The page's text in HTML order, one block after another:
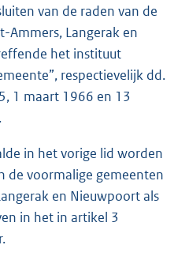
van de raden van de
Ammers, Langerak en
het instituut
respectievelijk dd.
1 maart 1966 en 13
in het vorige lid worden
de voormalige gemeenten
en Nieuwpoort als
in het in artikel 3